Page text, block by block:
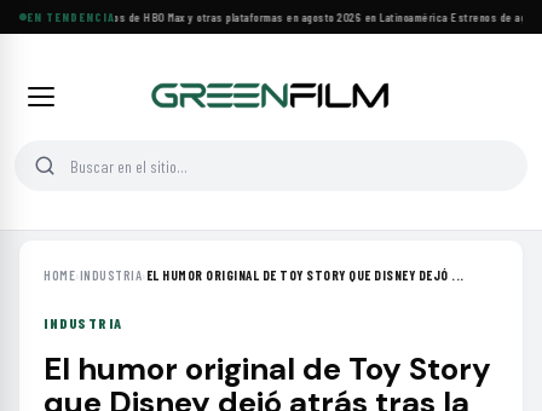
EN TENDENCIA
Principales estrenos de HBO Max y otras plataformas en agosto 2026 en Latinoamérica·Estrenos de
HOME›INDUSTRIA› EL HUMOR ORIGINAL DE TOY STORY QUE DISNEY DEJÓ ...
INDUSTRIA
El humor original de Toy Story
que Disney dejó atrás tras la